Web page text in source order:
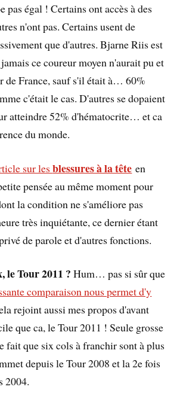
pas égal ! Certains ont accès à des
n'ont pas. Certains usent de
que d'autres. Bjarne Riis est
ce coureur moyen n'aurait pu et
de France, sauf s'il était à… 60%
c'était le cas. D'autres se dopaient
atteindre 52% d'hématocrite… et ca
du monde.
sur lesblessures à la tête en
pensée au même moment pour
la condition ne s'améliore pas
très inquiétante, ce dernier étant
de parole et d'autres fonctions.
le Tour 2011 ? Hum… pas si sûr que
comparaison nous permet d'y
rejoint aussi mes propos d'avant
que ca, le Tour 2011 ! Seule grosse
fait que six cols à franchir sont à plus
depuis le Tour 2008 et la 2e fois
2004.